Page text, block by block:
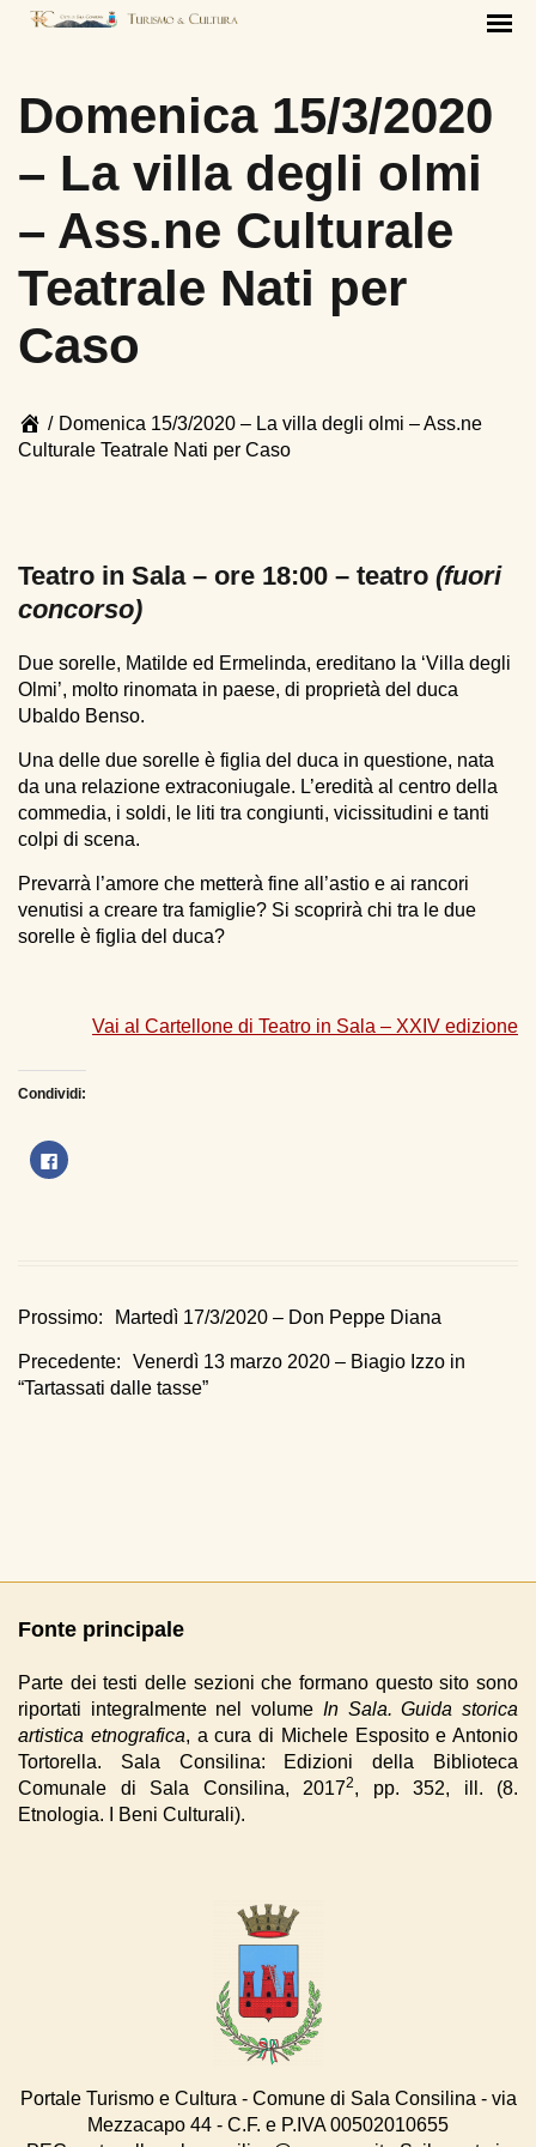
Domenica 15/3/2020
– La villa degli olmi
– Ass.ne Culturale
Teatrale Nati per
Caso
Page
breadcrumbs
/ Domenica 15/3/2020 – La villa degli olmi – Ass.ne
Culturale Teatrale Nati per Caso
Teatro in Sala – ore 18:00 – teatro (fuori
concorso)
Due sorelle, Matilde ed Ermelinda, ereditano la ‘Villa degli
Olmi’, molto rinomata in paese, di proprietà del duca
Ubaldo Benso.
Una delle due sorelle è figlia del duca in questione, nata
da una relazione extraconiugale. L’eredità al centro della
commedia, i soldi, le liti tra congiunti, vicissitudini e tanti
colpi di scena.
Prevarrà l’amore che metterà fine all’astio e ai rancori
venutisi a creare tra famiglie? Si scoprirà chi tra le due
sorelle è figlia del duca?
Vai al Cartellone di Teatro in Sala – XXIV edizione
Condividi:
Fai
clic
finestra)
Navigazione
articoli
Prossimo:
Previous
Martedì 17/3/2020 – Don Peppe Diana
Precedente:
Next
post:
Venerdì 13 marzo 2020 – Biagio Izzo in
“Tartassati dalle tasse”
Fonte principale
Parte dei testi delle sezioni che formano questo sito sono
riportati integralmente nel volume In Sala. Guida storica
artistica etnografica, a cura di Michele Esposito e Antonio
Tortorella. Sala Consilina: Edizioni della Biblioteca
Comunale di Sala Consilina, 20172, pp. 352, ill. (8.
Etnologia. I Beni Culturali).
Portale Turismo e Cultura - Comune di Sala Consilina - via
Mezzacapo 44 - C.F. e P.IVA 00502010655